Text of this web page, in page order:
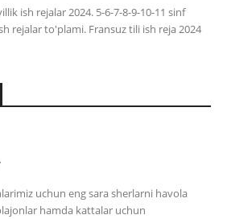
ish rejalar 2024. 5-6-7-8-9-10-11 sinf
rejalar to'plami. Fransuz tili ish reja 2024
uchun eng sara sherlarni havola
hamda kattalar uchun